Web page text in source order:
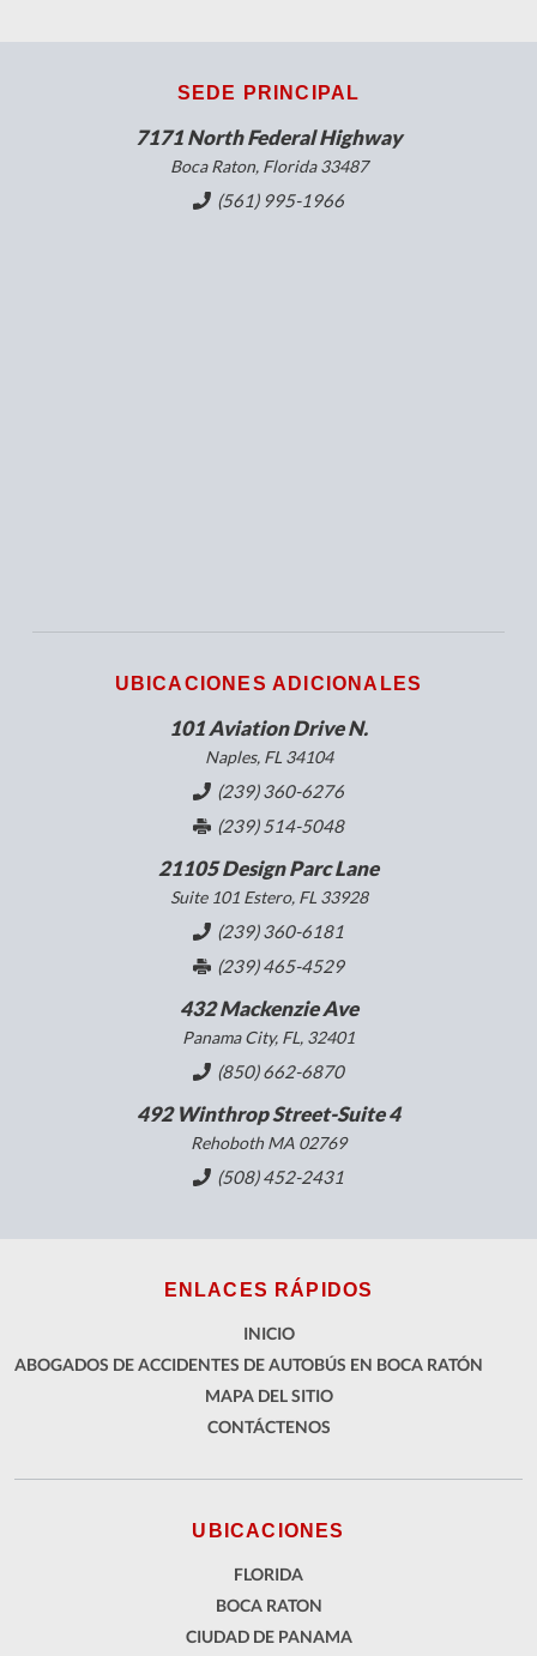
SEDE PRINCIPAL
7171 North Federal Highway
Boca Raton, Florida 33487
(561) 995-1966
UBICACIONES ADICIONALES
101 Aviation Drive N.
Naples, FL 34104
(239) 360-6276
(239) 514-5048
21105 Design Parc Lane
Suite 101 Estero, FL 33928
(239) 360-6181
(239) 465-4529
432 Mackenzie Ave
Panama City, FL, 32401
(850) 662-6870
492 Winthrop Street-Suite 4
Rehoboth MA 02769
(508) 452-2431
ENLACES RÁPIDOS
INICIO
ABOGADOS DE ACCIDENTES DE AUTOBÚS EN BOCA RATÓN
MAPA DEL SITIO
CONTÁCTENOS
UBICACIONES
FLORIDA
BOCA RATON
CIUDAD DE PANAMA